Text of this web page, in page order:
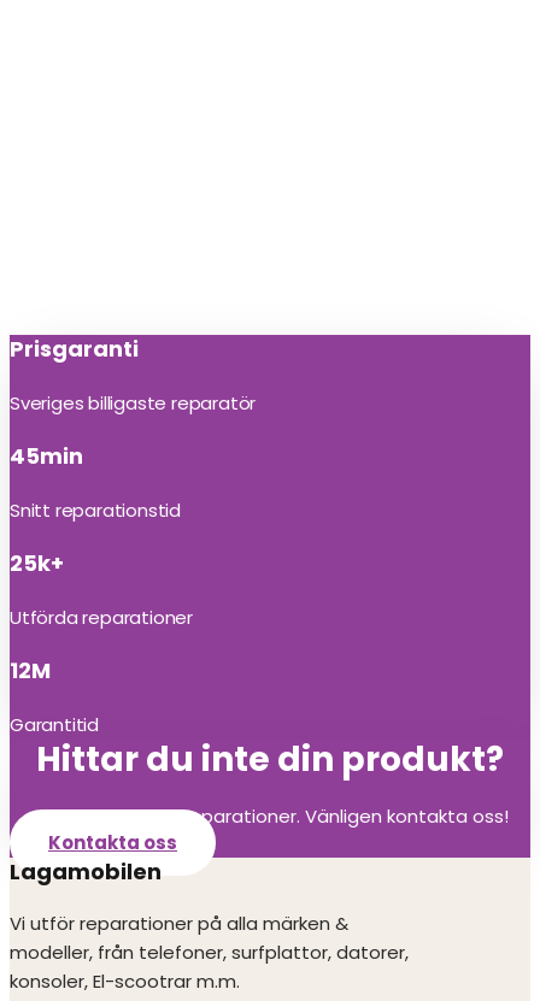
Prisgaranti
Sveriges billigaste reparatör
45min
Snitt reparationstid
25k+
Utförda reparationer
12M
Garantitid
Hittar du inte din produkt?
Vi utför alla olika reparationer. Vänligen kontakta oss!
Kontakta oss
Lagamobilen
Vi utför reparationer på alla märken &
modeller, från telefoner, surfplattor, datorer,
konsoler, El-scootrar m.m.